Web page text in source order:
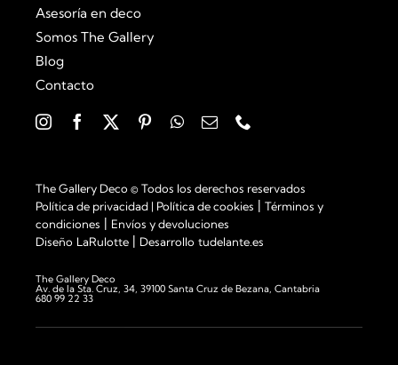
Asesoría en deco
Somos The Gallery
Blog
Contacto
The Gallery Deco © Todos los derechos reservados
Política de privacidad| Política de cookies | Términos y
condiciones | Envíos y devoluciones
Diseño LaRulotte| Desarrollo tudelante.es
The Gallery Deco
Av. de la Sta. Cruz, 34, 39100 Santa Cruz de Bezana, Cantabria
680 99 22 33